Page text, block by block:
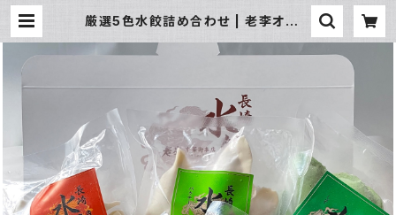
厳選5色水餃詰め合わせ | 老李オンラ